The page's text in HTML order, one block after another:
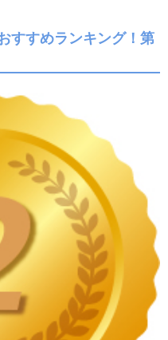
すすめランキング！第